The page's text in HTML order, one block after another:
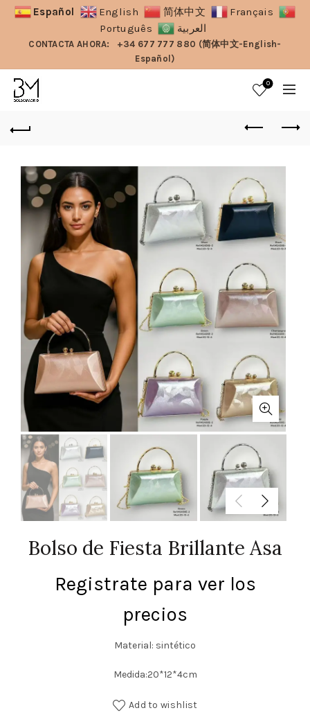
Español English 简体中文
Français
Português
العربية
CONTACTA AHORA:
+34 677 777 880 (简体中文-English-
Español)
0
Bolso de Fiesta Brillante Asa
Registrate para ver los
precios
Material: sintético
Medida:20*12*4cm
Add to wishlist